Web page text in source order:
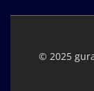
© 2025